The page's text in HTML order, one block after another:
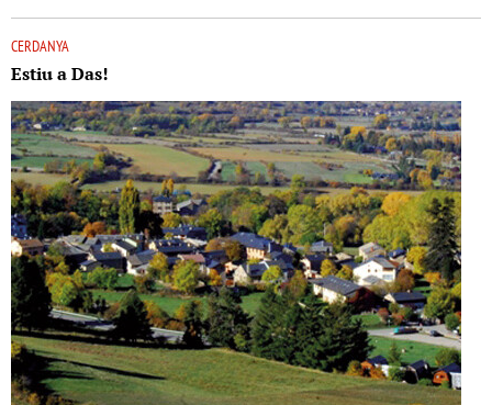
CERDANYA
Estiu a Das!